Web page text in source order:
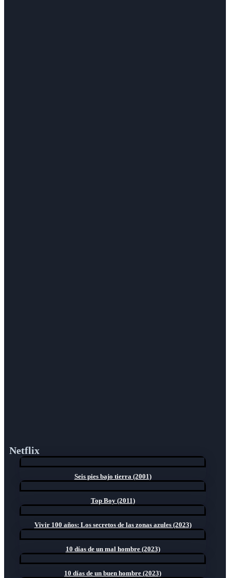
Netflix
Seis pies bajo tierra (2001)
Top Boy (2011)
Vivir 100 años: Los secretos de las zonas azules (2023)
10 días de un mal hombre (2023)
10 días de un buen hombre (2023)